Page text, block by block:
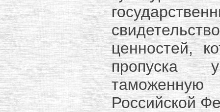
ценностей,
пропуска
Российской